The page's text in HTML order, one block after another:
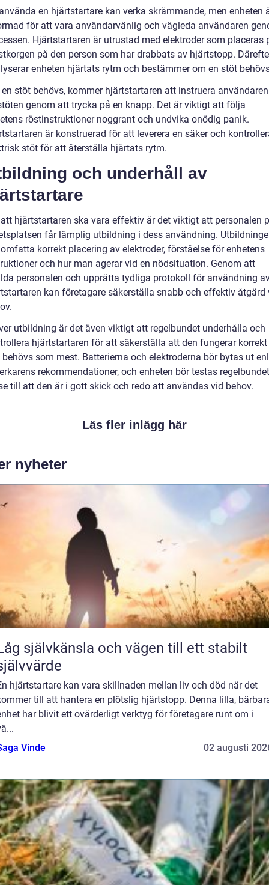
en hjärtstartare kan verka skrämmande, men enheten
för att vara användarvänlig och vägleda användaren
Hjärtstartaren är utrustad med elektroder som placeras
på den person som har drabbats av hjärtstopp.
enheten hjärtats rytm och bestämmer om en stöt
en stöt behövs, kommer hjärtstartaren att instruera
genom att trycka på en knapp. Det är viktigt att följa
röstinstruktioner noggrant och undvika onödig panik.
är konstruerad för att leverera en säker och
stöt för att återställa hjärtats rytm.
och underhåll av
hjärtstartaren ska vara effektiv är det viktigt att personalen
får lämplig utbildning i dess användning.
korrekt placering av elektroder, förståelse för enhetens
och hur man agerar vid en nödsituation. Genom att
personalen och upprätta tydliga protokoll för användning
kan företagare säkerställa snabb och effektiv åtgärd
utbildning är det även viktigt att regelbundet underhålla och
hjärtstartaren för att säkerställa att den fungerar korrekt
behövs som mest. Batterierna och elektroderna bör bytas ut
rekommendationer, och enheten bör testas
till att den är i gott skick och redo att användas vid behov.
Läs fler inlägg här
nyheter
självkänsla och vägen till ett stabilt
hjärtstartare kan vara skillnaden mellan liv och död när det
till att hantera en plötslig hjärtstopp. Denna lilla,
har blivit ett ovärderligt verktyg för företagare runt om i
Vinde
02 augusti